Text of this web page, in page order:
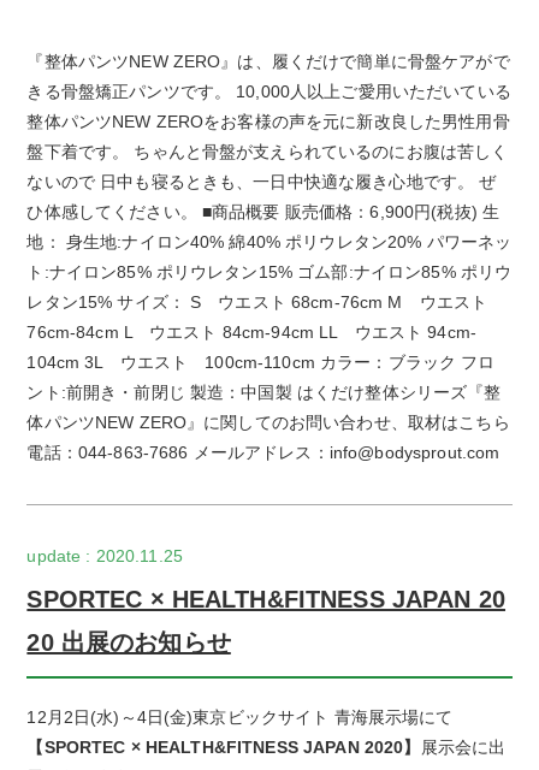
『整体パンツNEW ZERO』は、履くだけで簡単に骨盤ケアがで
きる骨盤矯正パンツです。 10,000人以上ご愛用いただいている
整体パンツNEW ZEROをお客様の声を元に新改良した男性用骨
盤下着です。 ちゃんと骨盤が支えられているのにお腹は苦しく
ないので 日中も寝るときも、一日中快適な履き心地です。 ぜ
ひ体感してください。 ■商品概要 販売価格：6,900円(税抜) 生
地： 身生地:ナイロン40% 綿40% ポリウレタン20% パワーネッ
ト:ナイロン85% ポリウレタン15% ゴム部:ナイロン85% ポリウ
レタン15% サイズ： S ウエスト 68cm-76cm M ウエスト
76cm-84cm L ウエスト 84cm-94cm LL ウエスト 94cm-
104cm 3L ウエスト 100cm-110cm カラー：ブラック フロ
ント:前開き・前閉じ 製造：中国製 はくだけ整体シリーズ『整
体パンツNEW ZERO』に関してのお問い合わせ、取材はこちら
電話：044-863-7686 メールアドレス：info@bodysprout.com
2020.11.25
SPORTEC × HEALTH&FITNESS JAPAN 20
20 出展のお知らせ
12月2日(水)～4日(金)東京ビックサイト 青海展示場にて
【SPORTEC × HEALTH&FITNESS JAPAN 2020】
展示会に出